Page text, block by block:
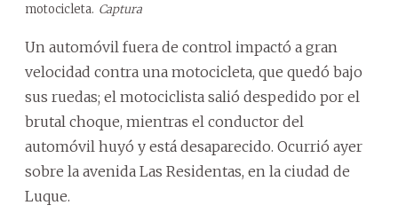
motocicleta. Captura
Un automóvil fuera de control impactó a gran
velocidad contra una motocicleta, que quedó bajo
sus ruedas; el motociclista salió despedido por el
brutal choque, mientras el conductor del
automóvil huyó y está desaparecido. Ocurrió ayer
sobre la avenida Las Residentas, en la ciudad de
Luque.